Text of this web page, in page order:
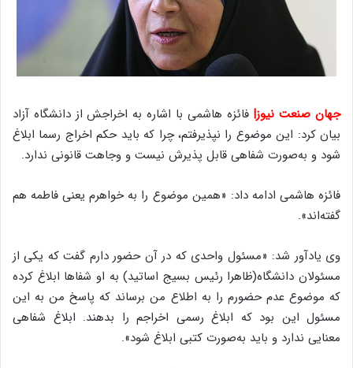
جهان صنعت نیوز| فائزه هاشمی با اشاره به اخراجش از دانشگاه آزاد
بیان کرد: این موضوع را نپذیرفتم، چرا که باید حکم اخراج رسما ابلاغ
شود و به‌صورت شفاهی قابل پذیرش نیست و وجاهت قانونی ندارد.
فائزه هاشمی ادامه داد: «همین موضوع را به خواهرم یعنی فاطمه هم
گفته‌اند».
وی یادآور شد: «مسئول واحدی که در آن حضور دارم گفت که یکی از
مسئولان دانشگاه(ظاهرا رئیس بسیج اساتید) به او شفاها ابلاغ کرده
که موضوع عدم حضورم را به اطلاع من برساند که پاسخ من به این
مسئول این بود که ابلاغ رسمی اخراجم را بدهند. ابلاغ شفاهی
معنایی ندارد و باید به‌صورت کتبی ابلاغ شود».